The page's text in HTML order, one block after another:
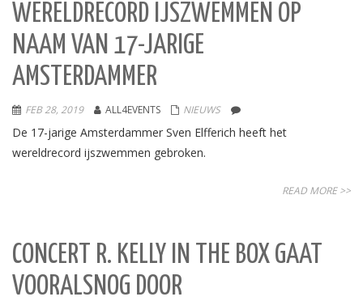
WERELDRECORD IJSZWEMMEN OP
NAAM VAN 17-JARIGE
AMSTERDAMMER
FEB 28, 2019 ALL4EVENTS NIEUWS
De 17-jarige Amsterdammer Sven Elfferich heeft het
wereldrecord ijszwemmen gebroken.
READ MORE >>
CONCERT R. KELLY IN THE BOX GAAT
VOORALSNOG DOOR